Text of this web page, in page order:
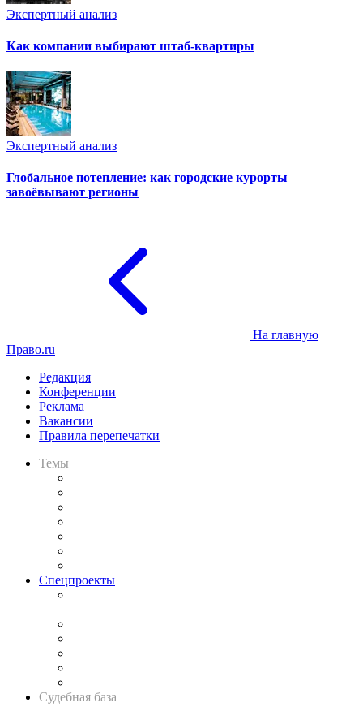
Экспертный анализ
Как компании выбирают штаб-квартиры
Экспертный анализ
Глобальное потепление: как городские курорты
завоёвывают регионы
На главную
Право.ru
Редакция
Конференции
Реклама
Вакансии
Правила перепечатки
Темы
Спецпроекты
Судебная база